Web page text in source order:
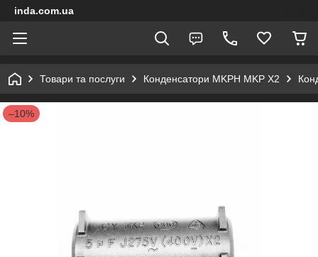
inda.com.ua
Товари та послуги Конденсатори MKPH MKP X2
–10%